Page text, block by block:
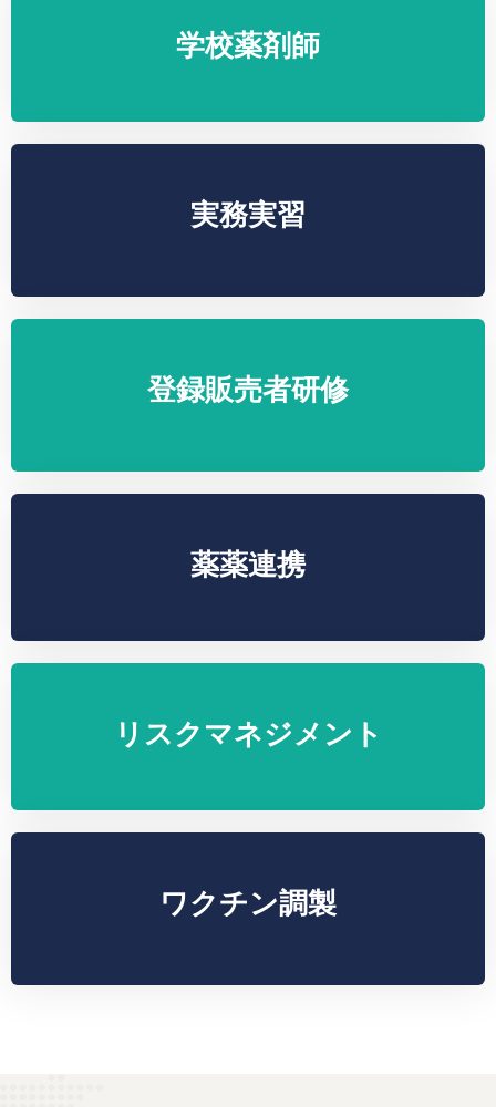
学校薬剤師
実務実習
登録販売者研修
薬薬連携
リスクマネジメント
ワクチン調製